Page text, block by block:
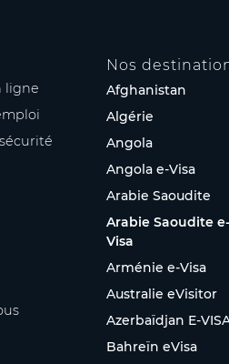
ligne
Nos
Afghanistan
Algérie
Angola
Angola e-Visa
Arabie Saoudite
Arabie Saoudite e-
Visa
Arménie e-Visa
Australie eVisitor
Azerbaïdjan E-
Bahreïn eVisa